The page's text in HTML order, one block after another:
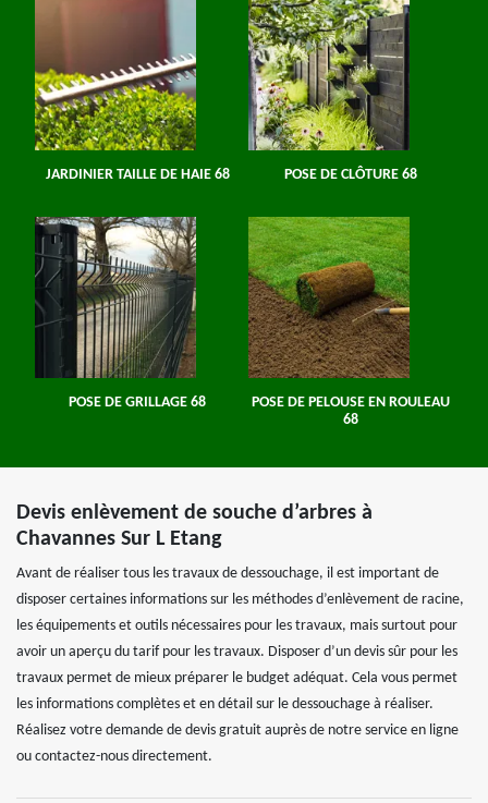
JARDINIER TAILLE DE HAIE 68 POSE DE CLÔTURE 68
POSE DE GRILLAGE 68
POSE DE PELOUSE EN ROULEAU
68
Devis enlèvement de souche d’arbres à
Chavannes Sur L Etang
Avant de réaliser tous les travaux de dessouchage, il est important de
disposer certaines informations sur les méthodes d’enlèvement de racine,
les équipements et outils nécessaires pour les travaux, mais surtout pour
avoir un aperçu du tarif pour les travaux. Disposer d’un devis sûr pour les
travaux permet de mieux préparer le budget adéquat. Cela vous permet
les informations complètes et en détail sur le dessouchage à réaliser.
Réalisez votre demande de devis gratuit auprès de notre service en ligne
ou contactez-nous directement.